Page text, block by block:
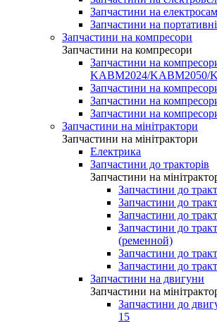
Запчастини на
Запчастини на портативні
Запчастини на компресори
Запчастини на компресори
Запчастини на
KABM2024/KABM2050/
Запчастини на
Запчастини на
Запчастини на
Запчастини на мінітрактори
Запчастини на мінітрактори
Електрика
Запчастини до тракторів
Запчастини на
Запчастини до
Запчастини до
Запчастини до
Запчастини до
(ременной)
Запчастини до
Запчастини до
Запчастини на двигуни
Запчастини на
Запчастини до
15